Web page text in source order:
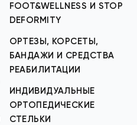
FOOT&WELLNESS И STOP
DEFORMITY
ОРТЕЗЫ, КОРСЕТЫ,
БАНДАЖИ И СРЕДСТВА
РЕАБИЛИТАЦИИ
ИНДИВИДУАЛЬНЫЕ
ОРТОПЕДИЧЕСКИЕ
СТЕЛЬКИ